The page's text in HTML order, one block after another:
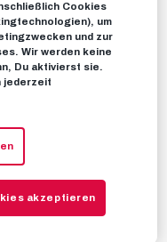
Bull Fußball
12. APRIL 2022
Cookies
um
und zur
Wir werden keine
Du aktivierst sie.
jederzeit
akzeptieren